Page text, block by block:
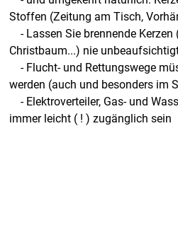
Stoffen (Zeitung am Tisch,
- Lassen Sie brennende Kerzen
Christbaum...) nie
- Flucht- und Rettungswege
werden (auch und besonders im
- Elektroverteiler, Gas- und
immer leicht ( ! ) zugänglich sein